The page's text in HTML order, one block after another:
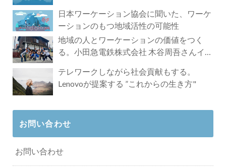
日本ワーケーション協会に聞いた、ワーケ
ーションのもつ地域活性の可能性
地域の人とワーケーションの価値をつく
る。小田急電鉄株式会社 木谷周吾さんイン
テレワークしながら社会貢献もする。
Lenovoが提案する ”これからの生き方"
お問い合わせ
お問い合わせ